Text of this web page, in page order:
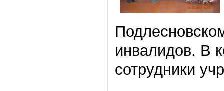
инвалидов. В
сотрудники